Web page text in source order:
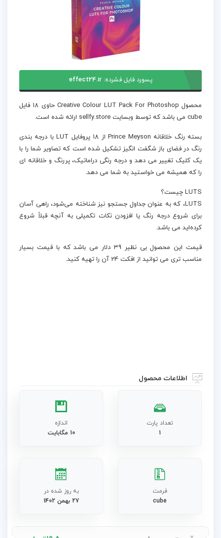
پسورد فایل فشرده:effect24.ir
محصول Creative Colour LUT Pack For Photoshop حاوی 18 فایل
cube می باشد که توسط وبسایت sellfy.store ارائه شده است.
بسته رنگ خلاقانه Prince Meyson از 18 پروفایل LUT با درجه بندی
رنگ در فضای باز شگفت انگیز تشکیل شده است که تصاویر شما را با
یک کلیک تغییر می دهد و درجه رنگی دراماتیک، پررنگ و خلاقانه ای
را که همیشه می خواستید به شما می دهد.
LUTS چیست؟
LUTS، که به عنوان جداول جستجو نیز شناخته می‌شود، راهی آسان
برای شروع درجه رنگ یا افزودن نکات تکمیلی به آنچه قبلاً شروع
کرده‌اید می باشد.
قیمت این محصول بی نظیر 39 دلار می باشد که با قیمت بسیار
مناسب تری می توانید از افکت 24 آن را تهیه کنید.
اطلاعات محصول
تعداد پارت
1
اندازه
10 مگابایت
فرمت
cube
به روز شده در
27 بهمن 1402